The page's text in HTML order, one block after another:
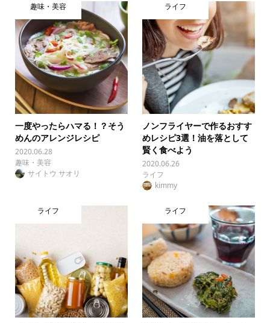
趣味・美容
一度やったらハマる！？そう
めんのアレンジレシピ
2020.06.28
趣味・美容
サイトウ サオリ
ライフ
ノンフライヤーで作るおすす
めレシピ3選！油を落として
賢く食べよう
2020.06.26
ライフ
kimmy
ライフ ライフ